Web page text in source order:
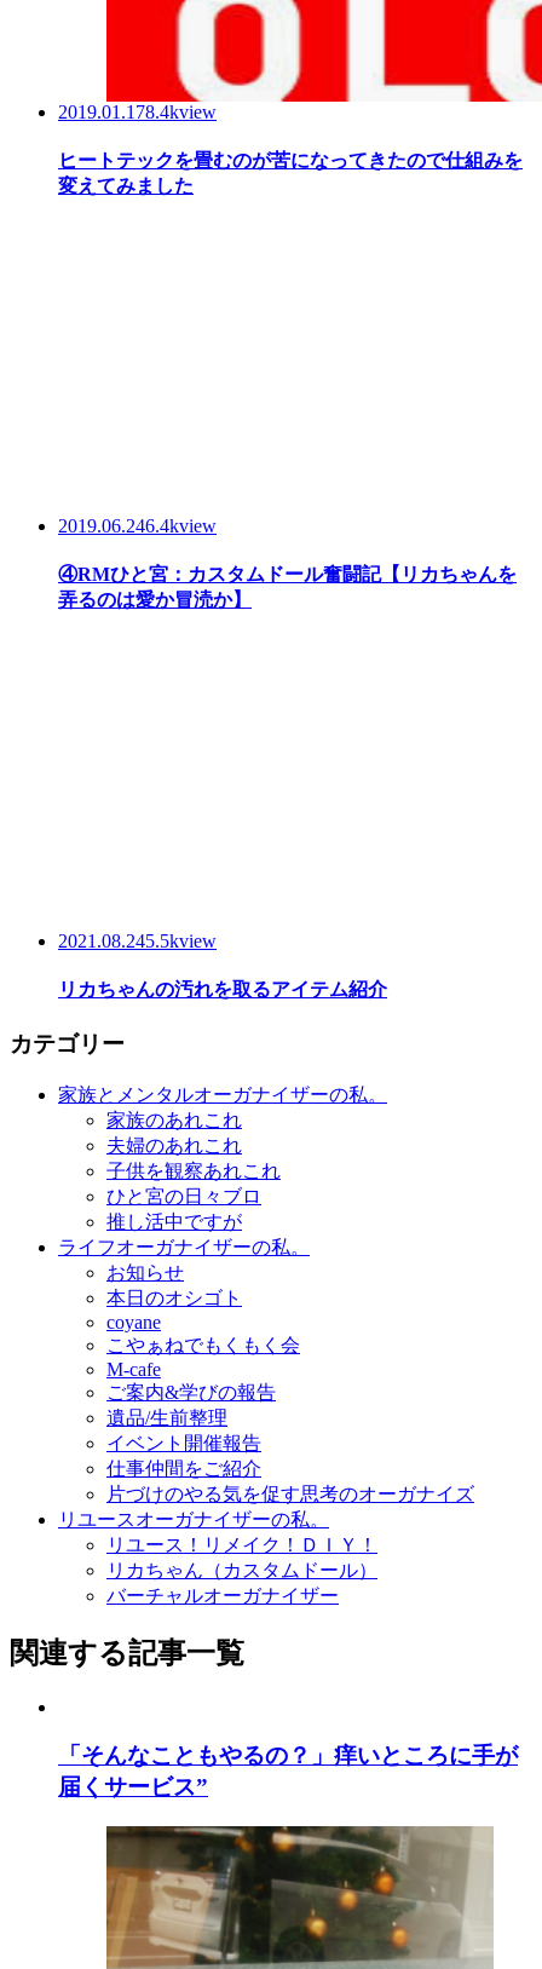
2019.01.178.4kview
ヒートテックを畳むのが苦になってきたので仕組みを
変えてみました
2019.06.246.4kview
④RMひと宮：カスタムドール奮闘記【リカちゃんを
弄るのは愛か冒涜か】
2021.08.245.5kview
リカちゃんの汚れを取るアイテム紹介
カテゴリー
家族とメンタルオーガナイザーの私。
家族のあれこれ
夫婦のあれこれ
子供を観察あれこれ
ひと宮の日々ブロ
推し活中ですが
ライフオーガナイザーの私。
お知らせ
本日のオシゴト
coyane
こやぁねでもくもく会
M-cafe
ご案内&学びの報告
遺品/生前整理
イベント開催報告
仕事仲間をご紹介
片づけのやる気を促す思考のオーガナイズ
リユースオーガナイザーの私。
リユース！リメイク！ＤＩＹ！
リカちゃん（カスタムドール）
バーチャルオーガナイザー
関連する記事一覧
「そんなこともやるの？」痒いところに手が
届くサービス”